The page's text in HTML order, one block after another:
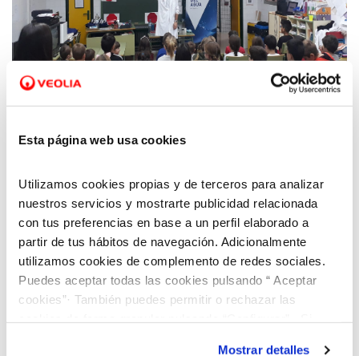
Esta página web usa cookies
Utilizamos cookies propias y de terceros para analizar
nuestros servicios y mostrarte publicidad relacionada
con tus preferencias en base a un perfil elaborado a
partir de tus hábitos de navegación. Adicionalmente
utilizamos cookies de complemento de redes sociales.
Puedes aceptar todas las cookies pulsando “ Aceptar
cookies”· También puedes permitir o rechazar las
Mostrar detalles
25 OCT 2019
aulas de Primaria de Alcañiz, Valmuel,